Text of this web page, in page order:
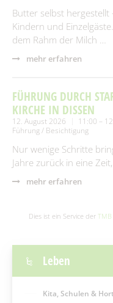
Butter selbst
Kindern und
dem Rahm der Milch …
mehr erfahren
FÜHRUNG DURCH
KIRCHE IN DISSEN
12. August 2026 11:00 –
Führung / Besichtigung
Nur wenige Schritte
Jahre zurück in eine
mehr erfahren
Dies ist ein Service der
Leben
Kita, Schulen &